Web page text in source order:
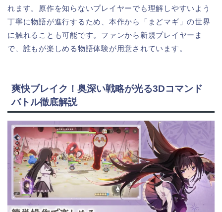
れます。原作を知らないプレイヤーでも理解しやすいよう
丁寧に物語が進行するため、本作から「まどマギ」の世界
に触れることも可能です。ファンから新規プレイヤーま
で、誰もが楽しめる物語体験が用意されています。
爽快ブレイク！奥深い戦略が光る3Dコマンド
バトル徹底解説